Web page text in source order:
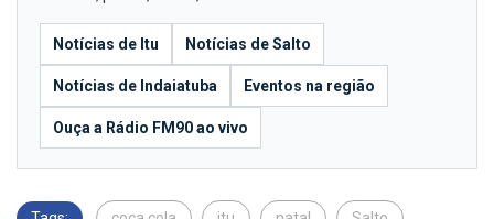
Notícias de Itu Notícias de Salto
Notícias de Indaiatuba Eventos na região
Ouça a Rádio FM90 ao vivo